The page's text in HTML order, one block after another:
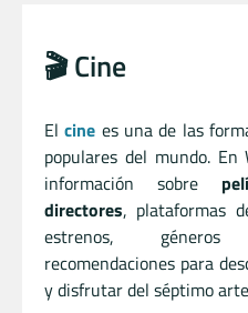
🎬 Cine
Elcine es una de las
populares del mundo. En
información sobre
directores, plataformas
estrenos,
recomendaciones para
y disfrutar del séptimo